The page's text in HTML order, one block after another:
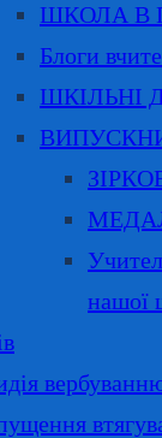
ШКОЛА В
Блоги
ШКІЛЬНІ
нашої